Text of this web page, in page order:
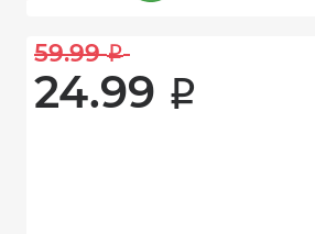
59.99 i
24.99 i